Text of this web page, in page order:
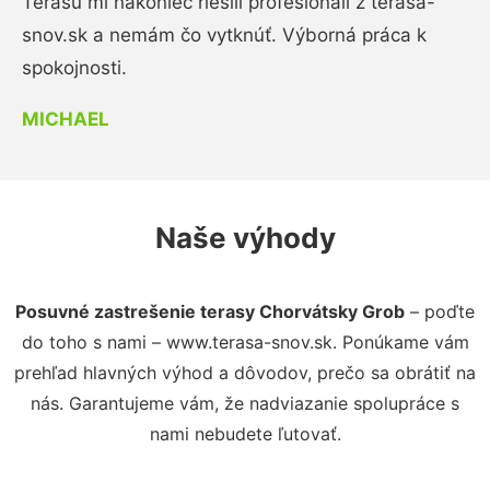
snov.sk a nemám čo vytknúť. Výborná práca k
spokojnosti.
MICHAEL
Naše výhody
Posuvné zastrešenie terasy Chorvátsky Grob – poďte
do toho s nami – www.terasa-snov.sk. Ponúkame vám
prehľad hlavných výhod a dôvodov, prečo sa obrátiť na
nás. Garantujeme vám, že nadviazanie spolupráce s
nami nebudete ľutovať.